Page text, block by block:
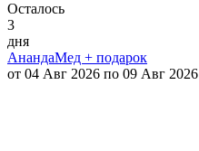
Осталось
3
дня
АнандаМед + подарок
от 04 Авг 2026 по 09 Авг 2026